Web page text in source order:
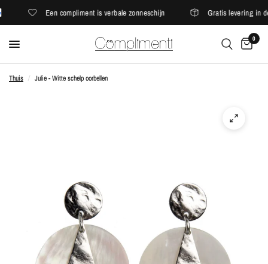
Een compliment is verbale zonneschijn Gratis levering in de
0
Thuis / Julie - Witte schelp oorbellen